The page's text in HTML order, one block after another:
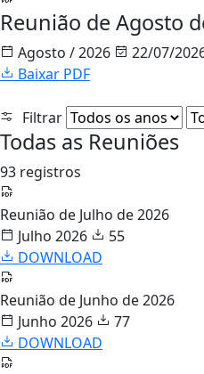
Reunião de Agosto
Agosto / 2026 22/07/
Baixar PDF
Filtrar
Todas as Reuniões
93 registros
Reunião de Julho de 2026
Julho 2026
55
DOWNLOAD
Reunião de Junho de 2026
Junho 2026
77
DOWNLOAD